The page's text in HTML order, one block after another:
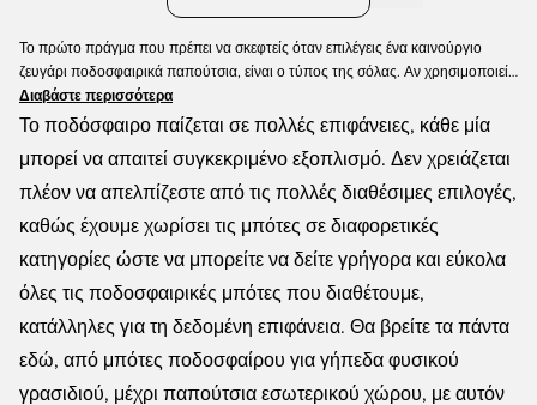
Το πρώτο πράγμα που πρέπει να σκεφτείς όταν επιλέγεις ένα καινούργιο
ζευγάρι ποδοσφαιρικά παπούτσια, είναι ο τύπος της σόλας. Αν χρησιμοποιείς
το σωστό παπούτσι στην κατάλληλη επιφάνεια, μπορείς να αυξήσεις
σημαντικά τη διάρκεια ζωής του. Η πιο συνηθισμένη επιλογή είναι η σόλα FG,
ενώ για χαλίκι ή συνθετικές επιφάνειες, η TF. Αν όμως παίζεις σε μαλακό ή
βρεγμένο γρασίδι, τότε η SG είναι αυτό που χρειάζεσαι. Στην Unisport θα βρεις
όλα αυτά τα είδη σόλας σε κάθε κατηγορία τιμής!
Διαβάστε περισσότερα
Το ποδόσφαιρο παίζεται σε πολλές επιφάνειες, κάθε μία
μπορεί να απαιτεί συγκεκριμένο εξοπλισμό. Δεν χρειάζεται
πλέον να απελπίζεστε από τις πολλές διαθέσιμες επιλογές,
καθώς έχουμε χωρίσει τις μπότες σε διαφορετικές
κατηγορίες ώστε να μπορείτε να δείτε γρήγορα και εύκολα
όλες τις ποδοσφαιρικές μπότες που διαθέτουμε,
κατάλληλες για τη δεδομένη επιφάνεια. Θα βρείτε τα πάντα
εδώ, από μπότες ποδοσφαίρου για γήπεδα φυσικού
γρασιδιού, μέχρι παπούτσια εσωτερικού χώρου, με αυτόν